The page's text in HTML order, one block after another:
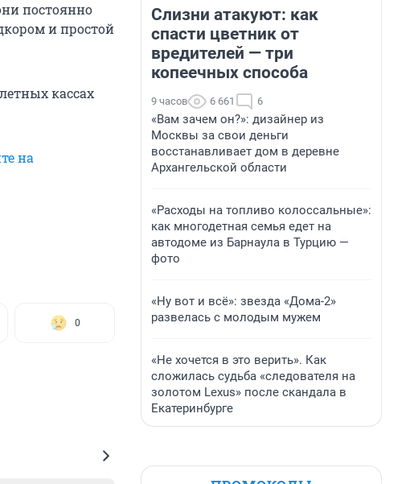
постоянно
и простой
кассах
на
0
Слизни атакуют: как
спасти цветник от
вредителей — три
копеечных способа
9 часов 6 661 6
«Вам зачем он?»: дизайнер из
Москвы за свои деньги
восстанавливает дом в деревне
Архангельской области
«Расходы на топливо колоссальные»:
как многодетная семья едет на
автодоме из Барнаула в Турцию —
фото
«Ну вот и всё»: звезда «Дома-2»
развелась с молодым мужем
«Не хочется в это верить». Как
сложилась судьба «следователя на
золотом Lexus» после скандала в
Екатеринбурге